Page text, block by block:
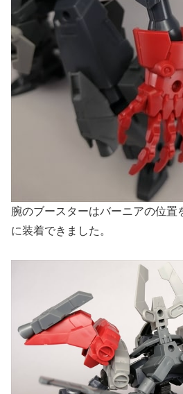
腕のブースターはバーニアの位置
に装着できました。